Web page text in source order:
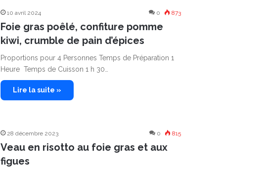
10 avril 2024 0 873
Foie gras poêlé, confiture pomme
kiwi, crumble de pain d’épices
Proportions pour 4 Personnes Temps de Préparation 1
Heure Temps de Cuisson 1 h 30…
Lire la suite »
28 décembre 2023 0 815
Veau en risotto au foie gras et aux
figues